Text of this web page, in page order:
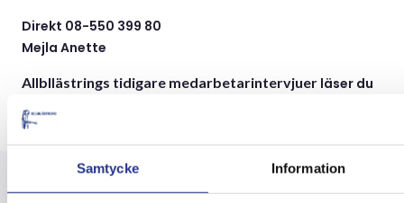
Samtycke Information
Direkt 08-550 399 80
Mejla Anette
Allbllästrings tidigare medarbetarintervjuer läser du
här!